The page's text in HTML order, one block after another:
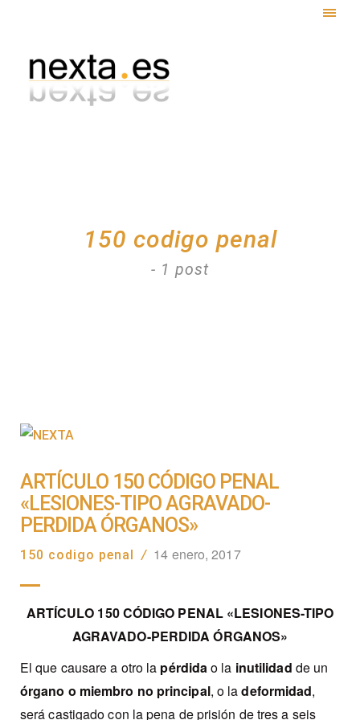
150 codigo penal
- 1 post
ARTÍCULO 150 CÓDIGO PENAL
«LESIONES-TIPO AGRAVADO-
PERDIDA ÓRGANOS»
150 codigo penal / 14 enero, 2017
ARTÍCULO 150 CÓDIGO PENAL «LESIONES-TIPO
AGRAVADO-PERDIDA ÓRGANOS»
El que causare a otro la pérdidao la inutilidad de un
órgano o miembro no principal, o ladeformidad,
será castigado con la pena de prisión de tres a seis